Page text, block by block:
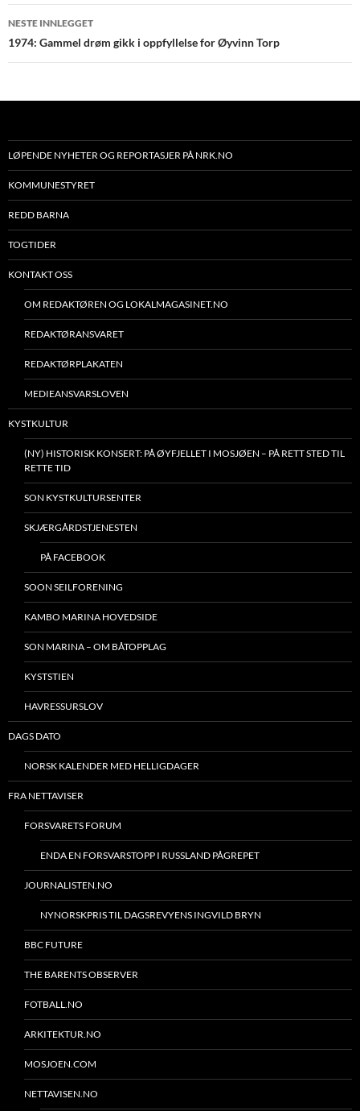
NESTE INNLEGGET
1974: Gammel drøm gikk i oppfyllelse for Øyvinn Torp
LØPENDE NYHETER OG REPORTASJER PÅ NRK.NO
KOMMUNESTYRET
REDD BARNA
TOGTIDER
KONTAKT OSS
OM REDAKTØREN OG LOKALMAGASINET.NO
REDAKTØRANSVARET
REDAKTØRPLAKATEN
MEDIEANSVARSLOVEN
KYSTKULTUR
(NY) HISTORISK KONSERT: PÅ ØYFJELLET I MOSJØEN – PÅ RETT STED TIL
RETTE TID
SON KYSTKULTURSENTER
SKJÆRGÅRDSTJENESTEN
PÅ FACEBOOK
SOON SEILFORENING
KAMBO MARINA HOVEDSIDE
SON MARINA – OM BÅTOPPLAG
KYSTSTIEN
HAVRESSURSLOV
DAGS DATO
NORSK KALENDER MED HELLIGDAGER
FRA NETTAVISER
FORSVARETS FORUM
ENDA EN FORSVARSTOPP I RUSSLAND PÅGREPET
JOURNALISTEN.NO
NYNORSKPRIS TIL DAGSREVYENS INGVILD BRYN
BBC FUTURE
THE BARENTS OBSERVER
FOTBALL.NO
ARKITEKTUR.NO
MOSJOEN.COM
NETTAVISEN.NO